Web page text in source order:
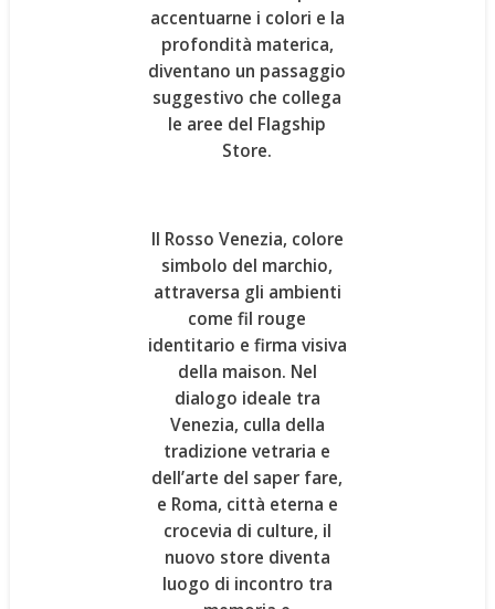
accentuarne i colori e la
profondità materica,
diventano un passaggio
suggestivo che collega
le aree del Flagship
Store.
Il Rosso Venezia, colore
simbolo del marchio,
attraversa gli ambienti
come fil rouge
identitario e firma visiva
della maison. Nel
dialogo ideale tra
Venezia, culla della
tradizione vetraria e
dell’arte del saper fare,
e Roma, città eterna e
crocevia di culture, il
nuovo store diventa
luogo di incontro tra